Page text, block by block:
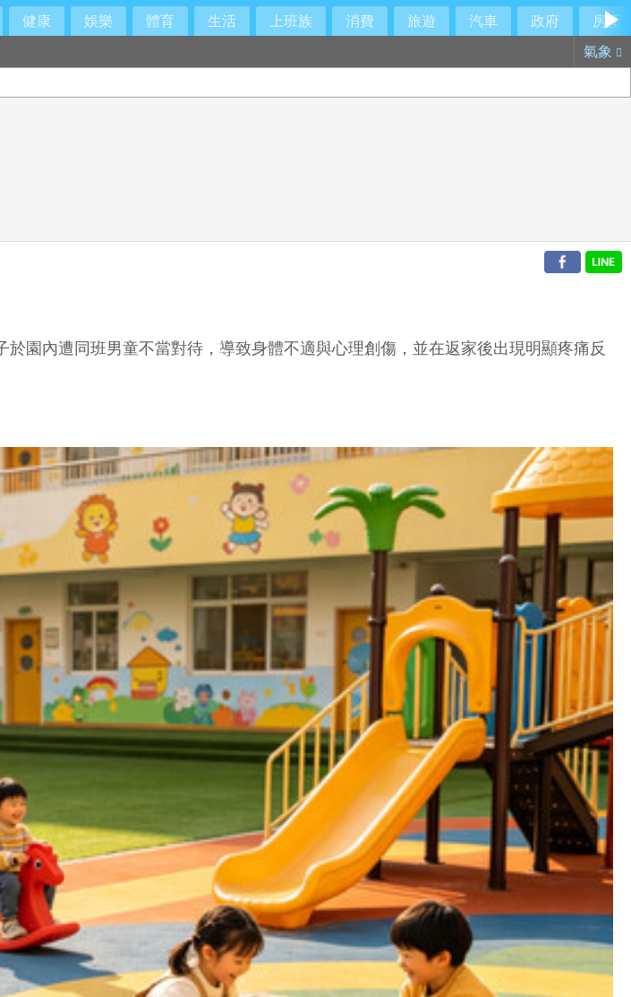
健康 娛樂 體育 生活 上班族 消費 旅遊 汽車 政府
房產
氣象
園內遭同班男童不當對待，導致身體不適與心理創傷，並在返家後出現明顯疼痛反